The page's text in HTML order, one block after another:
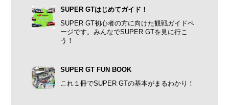
SUPER GTはじめてガイド！
SUPER GT初心者の方に向けた観戦ガイドペ
ージです。みんなでSUPER GTを見に行こ
う！
SUPER GT FUN BOOK
これ１冊でSUPER GTの基本がまるわかり！